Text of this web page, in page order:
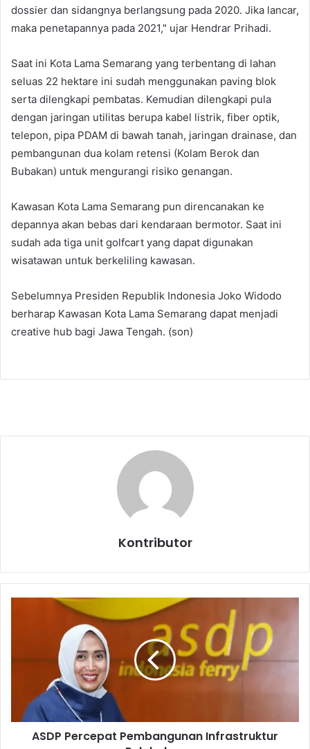
dossier dan sidangnya berlangsung pada 2020. Jika lancar,
maka penetapannya pada 2021," ujar Hendrar Prihadi.
Saat ini Kota Lama Semarang yang terbentang di lahan
seluas 22 hektare ini sudah menggunakan paving blok
serta dilengkapi pembatas. Kemudian dilengkapi pula
dengan jaringan utilitas berupa kabel listrik, fiber optik,
telepon, pipa PDAM di bawah tanah, jaringan drainase, dan
pembangunan dua kolam retensi (Kolam Berok dan
Bubakan) untuk mengurangi risiko genangan.
Kawasan Kota Lama Semarang pun direncanakan ke
depannya akan bebas dari kendaraan bermotor. Saat ini
sudah ada tiga unit golfcart yang dapat digunakan
wisatawan untuk berkeliling kawasan.
Sebelumnya Presiden Republik Indonesia Joko Widodo
berharap Kawasan Kota Lama Semarang dapat menjadi
creative hub bagi Jawa Tengah. (son)
Kontributor
e
ASDP Percepat Pembangunan Infrastruktur